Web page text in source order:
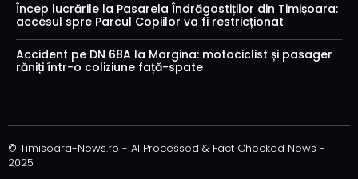
Încep lucrările la Pasarela Îndrăgostiților din Timișoara:
accesul spre Parcul Copiilor va fi restricționat
Accident pe DN 68A la Margina: motociclist și pasager
răniți într-o coliziune față-spate
© Timisoara-News.ro - AI Processed & Fact Checked News -
2025